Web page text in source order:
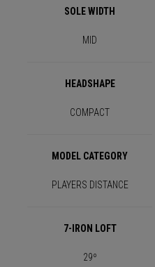
SOLE WIDTH
MID
HEADSHAPE
COMPACT
MODEL CATEGORY
PLAYERS DISTANCE
7-IRON LOFT
29º